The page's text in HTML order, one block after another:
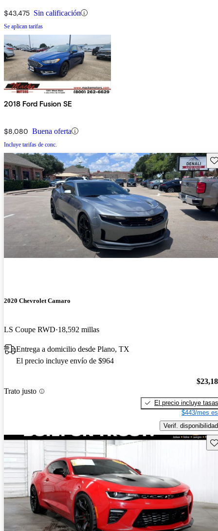
$43,475 Sin calificación
Se aplican tarifas
2018 Ford Fusion SE
$8,080 Buena oferta
Incluye tarifas de conc.
2020 Chevrolet Camaro
LS Coupe RWD 18,592 millas
Entrega a domicilio desde Plano, TX
El precio incluye envío de $964
Trato justo
El precio incluye tasas
$443/mes
Verif. disponibilidad